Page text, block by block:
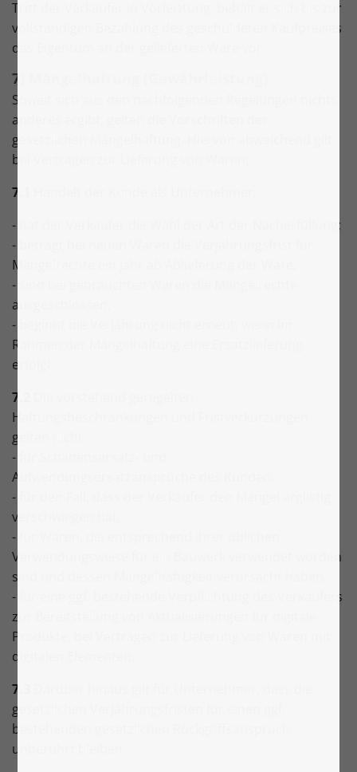
Tritt der Verkäufer in Vorleistung, behält er sich bis zur
vollständigen Bezahlung des geschuldeten Kaufpreises
das Eigentum an der gelieferten Ware vor.
7) Mängelhaftung (Gewährleistung)
Soweit sich aus den nachfolgenden Regelungen nichts
anderes ergibt, gelten die Vorschriften der
gesetzlichen Mängelhaftung. Hiervon abweichend gilt
bei Verträgen zur Lieferung von Waren:
7.1
- hat der Verkäufer die Wahl der Art der Nacherfüllung;
- beträgt bei neuen Waren die Verjährungsfrist für
Mängelrechte ein Jahr ab Ablieferung der Ware;
- sind bei gebrauchten Waren die Mängelrechte
ausgeschlossen;
- beginnt die Verjährung nicht erneut, wenn im
Rahmen der Mängelhaftung eine Ersatzlieferung
erfolgt.
7.2
Haftungsbeschränkungen und Fristverkürzungen
gelten nicht
- für Schadensersatz- und
Aufwendungsersatzansprüche des Kunden,
- für den Fall, dass der Verkäufer den Mangel arglistig
verschwiegen hat,
- für Waren, die entsprechend ihrer üblichen
Verwendungsweise für ein Bauwerk verwendet worden
sind und dessen Mangelhaftigkeit verursacht haben,
- für eine ggf. bestehende Verpflichtung des Verkäufers
zur Bereitstellung von Aktualisierungen für digitale
Produkte, bei Verträgen zur Lieferung von Waren mit
digitalen Elementen.
7.3
gesetzlichen Verjährungsfristen für einen ggf.
bestehenden gesetzlichen Rückgriffsanspruch
unberührt bleiben.